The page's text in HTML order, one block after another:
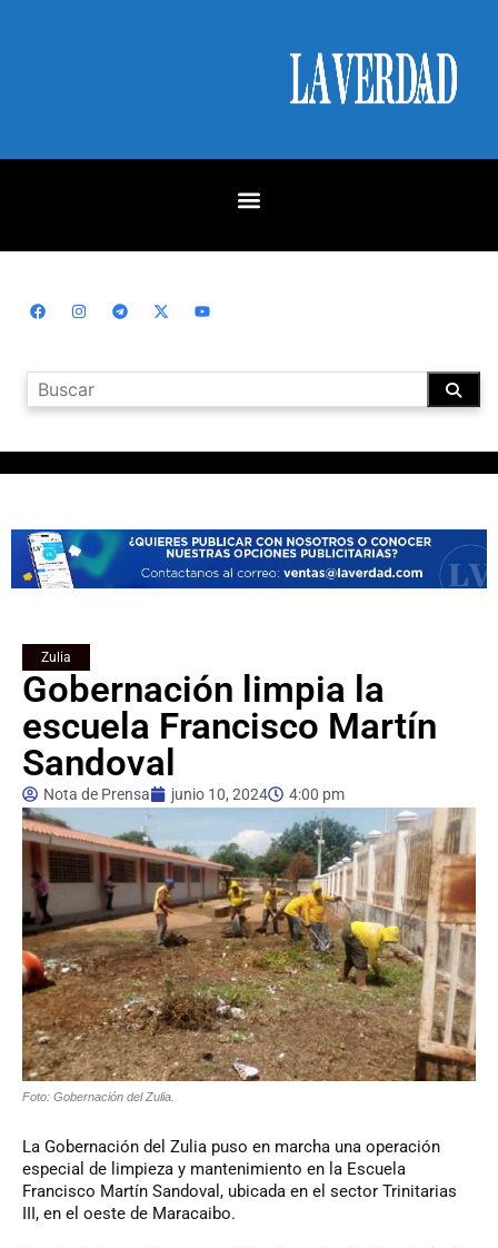
Zulia
Gobernación limpia la
escuela Francisco Martín
Sandoval
Nota de Prensa junio 10, 2024 4:00 pm
Foto: Gobernación del Zulia.
La Gobernación del Zulia puso en marcha una operación
especial de limpieza y mantenimiento en la Escuela
Francisco Martín Sandoval, ubicada en el sector Trinitarias
III, en el oeste de Maracaibo.